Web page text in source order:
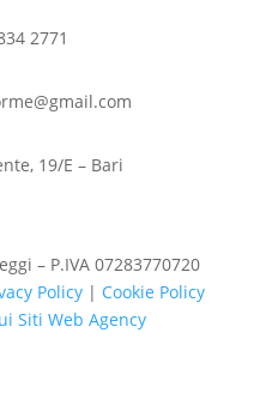
2771
19/E – Bari
– P.IVA 07283770720
Policy| Cookie Policy
Siti Web Agency